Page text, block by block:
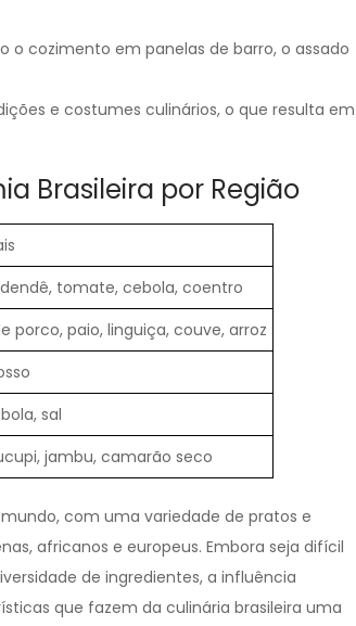
o cozimento em panelas de barro, o assado
e costumes culinários, o que resulta em
Brasileira por Região
tomate, cebola, coentro
porco, paio, linguiça, couve, arroz
sal
jambu, camarão seco
com uma variedade de pratos e
africanos e europeus. Embora seja difícil
de ingredientes, a influência
que fazem da culinária brasileira uma